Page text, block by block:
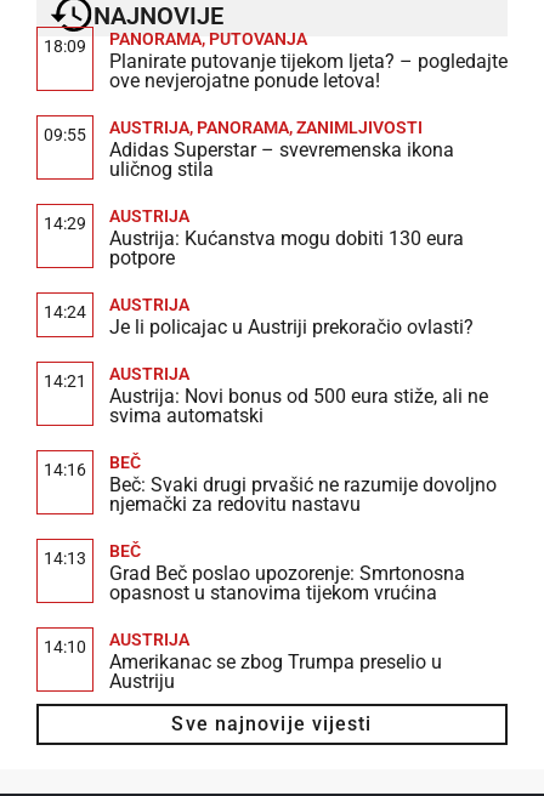
NAJNOVIJE
18:09 PANORAMA, PUTOVANJA
Planirate putovanje tijekom ljeta? – pogledajte
ove nevjerojatne ponude letova!
09:55 AUSTRIJA, PANORAMA,ZANIMLJIVOSTI
Adidas Superstar – svevremenska ikona
uličnog stila
14:29 AUSTRIJA
Austrija: Kućanstva mogu dobiti 130 eura
potpore
14:24 AUSTRIJA
Je li policajac u Austriji prekoračio ovlasti?
14:21 AUSTRIJA
Austrija: Novi bonus od 500 eura stiže, ali ne
svima automatski
14:16 BEČ
Beč: Svaki drugi prvašić ne razumije dovoljno
njemački za redovitu nastavu
14:13 BEČ
Grad Beč poslao upozorenje: Smrtonosna
opasnost u stanovima tijekom vrućina
14:10 AUSTRIJA
Amerikanac se zbog Trumpa preselio u
Austriju
Sve najnovije vijesti